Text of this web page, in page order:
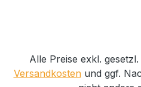
Alle Preise exkl.
Versandkostenund ggf.